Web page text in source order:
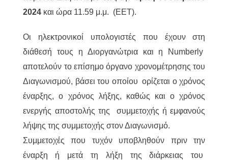
2024 και ώρα 11.59 μ.μ. (EET).
Οι ηλεκτρονικοί υπολογιστές που έχουν στη
διάθεσή τους η Διοργανώτρια και η Numberly
αποτελούν το επίσημο όργανο χρονομέτρησης του
Διαγωνισμού, βάσει του οποίου ορίζεται ο χρόνος
έναρξης, ο χρόνος λήξης, καθώς και ο χρόνος
ενεργής αποστολής της συμμετοχής ή εμφανούς
λήψης της συμμετοχής στον Διαγωνισμό.
Συμμετοχές που τυχόν υποβληθούν πριν την
έναρξη ή μετά τη λήξη της διάρκειας του